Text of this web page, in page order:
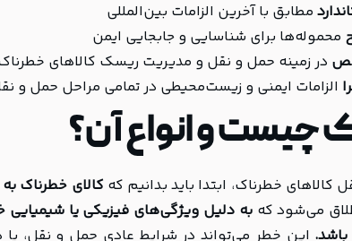
مطابق با آخرین الزامات بین‌المللی
محموله‌ها برای شناسایی و جابجایی ایمن
در زمینه حمل و نقل و مدیریت ریسک کالاهای
الزامات ایمنی و زیست‌محیطی در تمامی مراحل حمل و
چیست و انواع آن؟
کالاهای خطرناک، ابتدا باید بدانیم که کالای خطرناک
می‌شود کهبه دلیل ویژگی‌های فیزیکی یا شیمیایی
این خطر می‌تواند در شرایط عادی حمل و نقل،